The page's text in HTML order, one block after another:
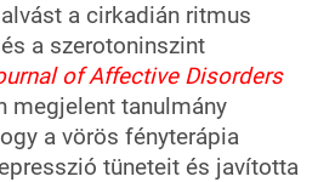
a cirkadián ritmus
a szerotoninszint
of Affective Disorders
megjelent tanulmány
a vörös fényterápia
tüneteit és javította